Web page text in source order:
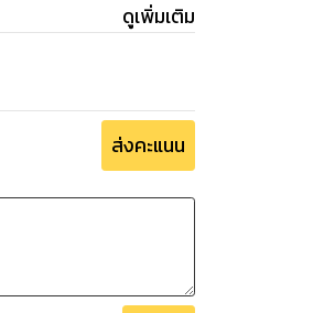
ดูเพิ่มเติม
ส่งคะแนน